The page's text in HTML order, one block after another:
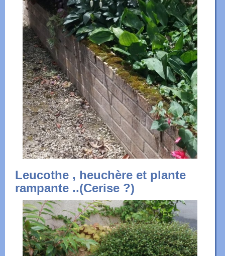
Leucothe , heuchère et plante
rampante ..(Cerise ?)